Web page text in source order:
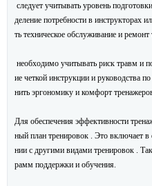
следует учитывать уровень
деление потребности в инструкторах
ть техническое обслуживание и ремонт
необходимо учитывать риск травм и
ие четкой инструкции и руководства
нить эргономику и комфорт
Для обеспечения эффективности
ный план тренировок . Это включает в
нии с другими видами тренировок .
рамм поддержки и обучения.